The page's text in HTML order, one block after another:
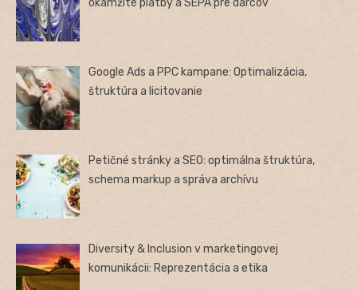
Google Ads a PPC kampane: Optimalizácia,
štruktúra a licitovanie
Petičné stránky a SEO: optimálna štruktúra,
schema markup a správa archívu
Diversity & Inclusion v marketingovej
komunikácii: Reprezentácia a etika